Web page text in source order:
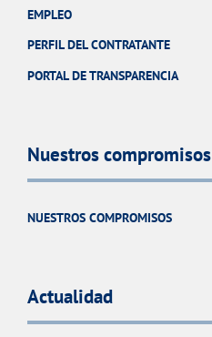
EMPLEO
PERFIL DEL CONTRATANTE
PORTAL DE TRANSPARENCIA
Nuestros compromisos
NUESTROS COMPROMISOS
Actualidad